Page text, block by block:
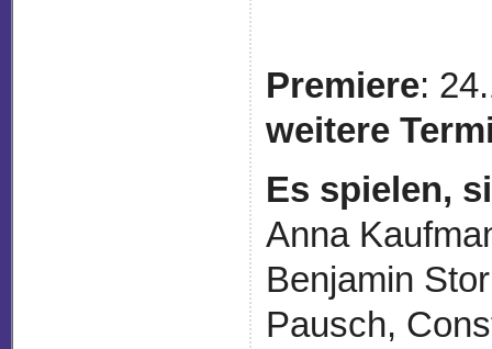
Premiere:
weitere
Es spielen,
Anna
Benjamin
Pausch,